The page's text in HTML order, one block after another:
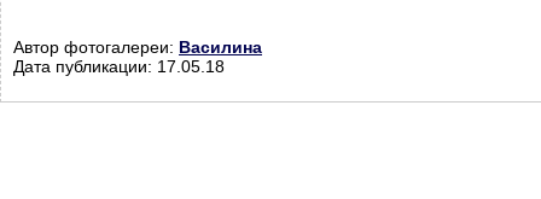
Автор фотогалереи: Василина
Дата публикации: 17.05.18